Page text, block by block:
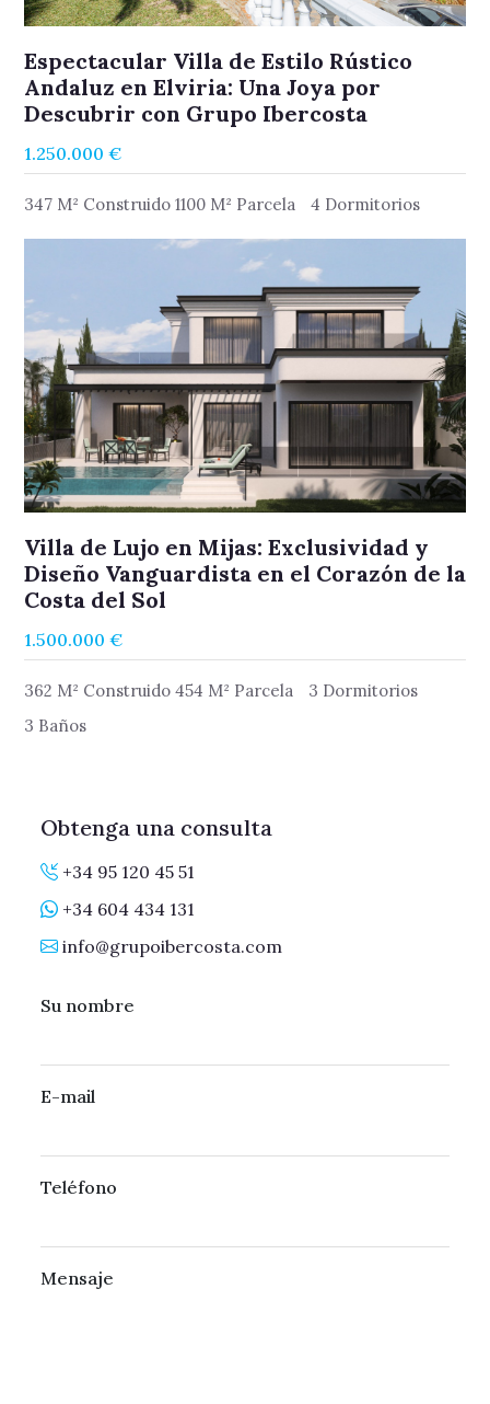
Espectacular Villa de Estilo Rústico
Andaluz en Elviria: Una Joya por
Descubrir con Grupo Ibercosta
1.250.000 €
347 M² Construido 1100 M² Parcela 4 Dormitorios
Villa de Lujo en Mijas: Exclusividad y
Diseño Vanguardista en el Corazón de la
Costa del Sol
1.500.000 €
362 M² Construido 454 M² Parcela
3 Dormitorios
3 Baños
Obtenga una consulta
+34 95 120 45 51
+34 604 434 131
info@grupoibercosta.com
Su nombre
E-mail
Teléfono
Mensaje